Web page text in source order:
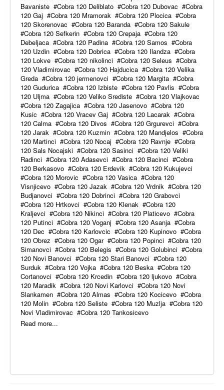
Bavaniste
Cobra 120 Deliblato Cobra 120 Dubovac
Cobra
120 Gaj
Cobra 120 Mramorak Cobra 120 Plocica
Cobra
120 Skorenovac
Cobra 120 Baranda
Cobra 120 Sakule
Cobra 120 Sefkerin
Cobra 120 Crepaja
Cobra 120
Debeljaca
Cobra 120 Padina Cobra 120 Samos
Cobra
120 Uzdin
Cobra 120 Dobrica Cobra 120 Ilandza
Cobra
120 Lokve
Cobra 120 nikolinci Cobra 120 Seleus
Cobra
120 Vladimirovac
Cobra 120 Hajducica
Cobra 120 Velika
Greda
Cobra 120 jermenovci Cobra 120 Margita
Cobra
120 Gudurica
Cobra 120 Izbiste Cobra 120 Pavlis
Cobra
120 Uljma
Cobra 120 Veliko Srediste
Cobra 120 Vlajkovac
Cobra 120 Zagajica
Cobra 120 Jasenovo
Cobra 120
Kusic
Cobra 120 Vracev Gaj Cobra 120 Lacarak
Cobra
120 Calma
Cobra 120 Divos Cobra 120 Grgurevci
Cobra
120 Jarak
Cobra 120 Kuzmin Cobra 120 Mandjelos
Cobra
120 Martinci
Cobra 120 Nocaj Cobra 120 Ravnje
Cobra
120 Sals Nocajski
Cobra 120 Sasinci
Cobra 120 Veliki
Radinci
Cobra 120 Adasevci Cobra 120 Bacinci
Cobra
120 Berkasovo
Cobra 120 Erdevik
Cobra 120 Kukujevci
Cobra 120 Morovic
Cobra 120 Vasica
Cobra 120
Visnjicevo
Cobra 120 Jazak Cobra 120 Vrdnik
Cobra 120
Budjanovci
Cobra 120 Dobrinci
Cobra 120 Grabovci
Cobra 120 Hrtkovci
Cobra 120 Klenak
Cobra 120
Kraljevci
Cobra 120 Nikinci Cobra 120 Platicevo
Cobra
120 Putinci
Cobra 120 Voganj Cobra 120 Asanja
Cobra
120 Dec
Cobra 120 Karlovcic Cobra 120 Kupinovo
Cobra
120 Obrez
Cobra 120 Ogar Cobra 120 Popinci
Cobra 120
Simanovci
Cobra 120 Belegis Cobra 120 Golubinci
Cobra
120 Novi Banovci
Cobra 120 Stari Banovci
Cobra 120
Surduk
Cobra 120 Vojka Cobra 120 Beska
Cobra 120
Cortanovci
Cobra 120 Krcedin Cobra 120 ljukovo
Cobra
120 Maradik
Cobra 120 Novi Karlovci
Cobra 120 Novi
Slankamen
Cobra 120 Almas Cobra 120 Kocicevo
Cobra
120 Molin
Cobra 120 Seliste Cobra 120 Muzlja
Cobra 120
Novi Vladimirovac
Cobra 120 Tankosicevo
Read more...